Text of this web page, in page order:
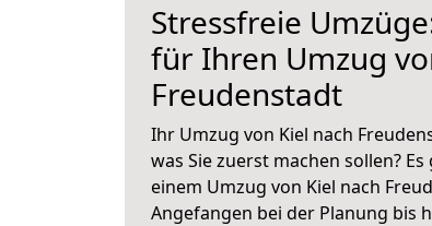
Stressfreie
für Ihren Umzug
Freudenstadt
Ihr Umzug von Kiel nach
was Sie zuerst machen sollen?
einem Umzug von Kiel nach
Angefangen bei der Planung bis